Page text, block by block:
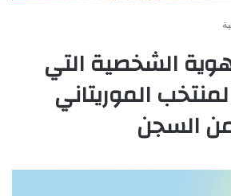
الشخصية التي
الموريتاني
السجن